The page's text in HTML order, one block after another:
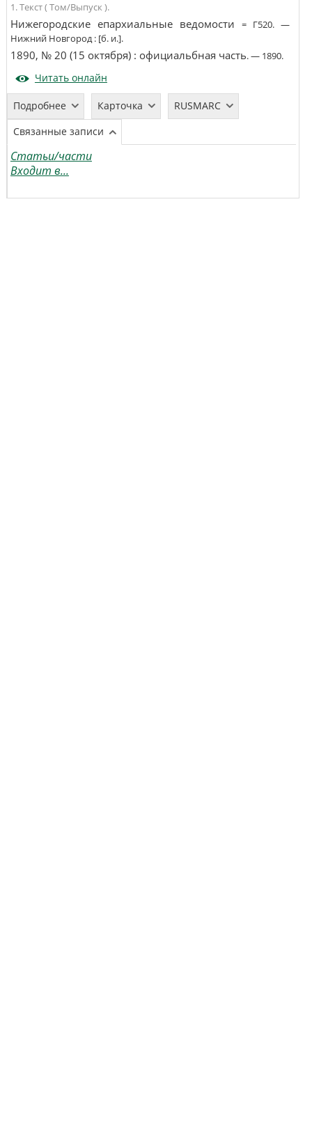
1. Текст ( Том/Выпуск ).
Нижегородские епархиальные ведомости = Г520. —
Нижний Новгород:[б. и.].
1890, № 20 (15 октября) : официальбная часть. —1890.
Читать онлайн
Подробнее Карточка
RUSMARC
Связанные записи
Статьи/части
Входит в...